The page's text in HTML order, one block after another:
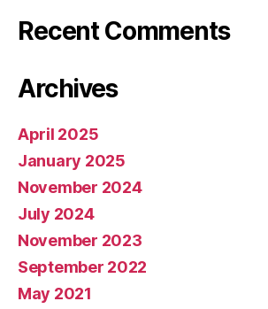
Recent Comments
Archives
April 2025
January 2025
November 2024
July 2024
November 2023
September 2022
May 2021